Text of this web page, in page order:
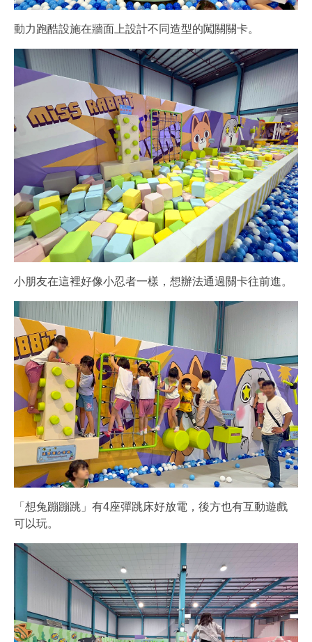
動力跑酷設施在牆面上設計不同造型的闖關關卡。
小朋友在這裡好像小忍者一樣，想辦法通過關卡往前進。
「想兔蹦蹦跳」有4座彈跳床好放電，後方也有互動遊戲
可以玩。